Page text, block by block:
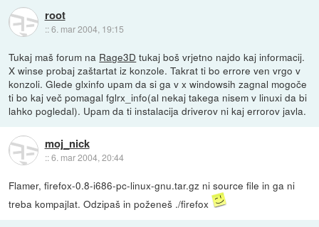
root
::6. mar 2004, 19:15
Tukaj maš forum na Rage3D tukaj boš vrjetno najdo kaj informacij.
X winse probaj zaštartat iz konzole. Takrat ti bo errore ven vrgo v
konzoli. Glede glxinfo upam da si ga v x windowsih zagnal mogoče
ti bo kaj več pomagal fglrx_info(al nekaj takega nisem v linuxi da bi
lahko pogledal). Upam da ti instalacija driverov ni kaj errorov javla.
moj_nick
::6. mar 2004, 20:44
Flamer, firefox-0.8-i686-pc-linux-gnu.tar.gz ni source file in ga ni
treba kompajlat. Odzipaš in poženeš ./firefox